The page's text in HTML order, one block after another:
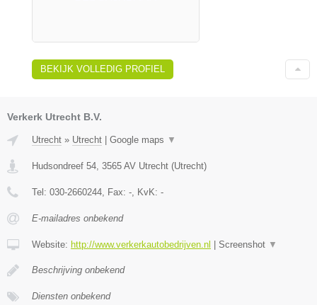
BEKIJK VOLLEDIG PROFIEL
Verkerk Utrecht B.V.
Utrecht » Utrecht Google maps ▼
Hudsondreef 54 3565 AV Utrecht (Utrecht)
Tel: 030-2660244 , Fax: - , KvK: -
E-mailadres onbekend
Website: http://www.verkerkautobedrijven.nl Screenshot ▼
Beschrijving onbekend
Diensten onbekend